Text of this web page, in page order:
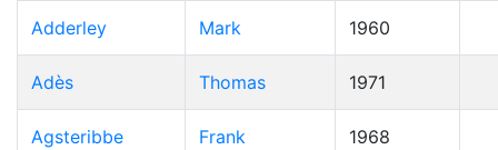
Adderley Mark 1960
Adès Thomas 1971
Agsteribbe Frank 1968